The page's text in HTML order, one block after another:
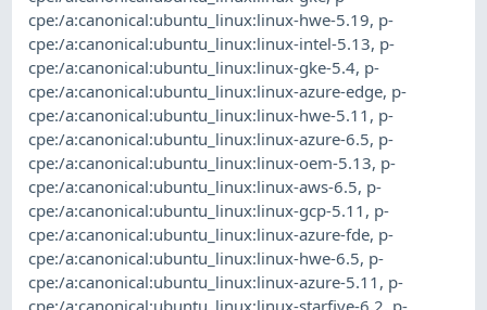
cpe:/a:canonical:ubuntu_linux:linux-hwe-5.19, p-
cpe:/a:canonical:ubuntu_linux:linux-intel-5.13, p-
cpe:/a:canonical:ubuntu_linux:linux-gke-5.4, p-
cpe:/a:canonical:ubuntu_linux:linux-azure-edge, p-
cpe:/a:canonical:ubuntu_linux:linux-hwe-5.11 , p-
cpe:/a:canonical:ubuntu_linux:linux-azure-6.5, p-
cpe:/a:canonical:ubuntu_linux:linux-oem-5.13, p-
cpe:/a:canonical:ubuntu_linux:linux-aws-6.5, p-
cpe:/a:canonical:ubuntu_linux:linux-gcp-5.11 , p-
cpe:/a:canonical:ubuntu_linux:linux-azure-fde, p-
cpe:/a:canonical:ubuntu_linux:linux-hwe-6.5, p-
cpe:/a:canonical:ubuntu_linux:linux-azure-5.11 , p-
cpe:/a:canonical:ubuntu_linux:linux-starfive-6.2, p-